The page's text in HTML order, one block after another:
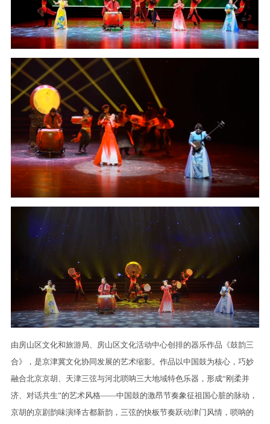
由房山区文化和旅游局、房山区文化活动中心创排的器乐作品《鼓韵三
合》，是京津冀文化协同发展的艺术缩影。作品以中国鼓为核心，巧妙
融合北京京胡、天津三弦与河北唢呐三大地域特色乐器，形成“刚柔并
济、对话共生”的艺术风格——中国鼓的激昂节奏象征祖国心脏的脉动，
京胡的京剧韵味演绎古都新韵，三弦的快板节奏跃动津门风情，唢呐的